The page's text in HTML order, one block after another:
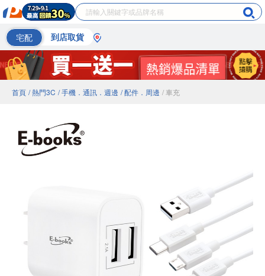
宅配 到店取貨
首頁 / 熱門3C / 手機．通訊．週邊 / 配件．周邊 / 車充